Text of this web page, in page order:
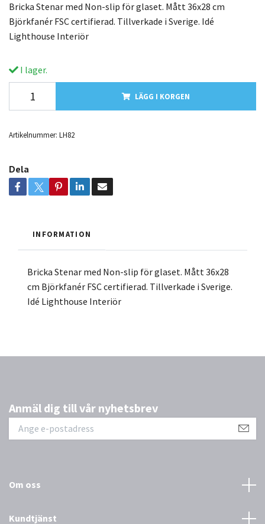
Bricka Stenar med Non-slip för glaset. Mått 36x28 cm
Björkfanér FSC certifierad. Tillverkade i Sverige. Idé
Lighthouse Interiör
I lager.
LÄGG I KORGEN
Artikelnummer: LH82
Dela
INFORMATION
Bricka Stenar med Non-slip för glaset. Mått 36x28
cm Björkfanér FSC certifierad. Tillverkade i Sverige.
Idé Lighthouse Interiör
Anmäl dig till vår nyhetsbrev
Om oss
Kundtjänst